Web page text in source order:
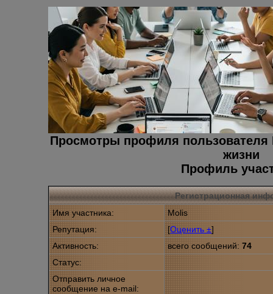
Просмотры профиля
жизни
Профиль
Регистрационная
Имя участника:
Molis
Репутация:
[Оценить ±]
Активность:
всего сообщений:74
Статус:
Отправить личное
сообщение на e-mail: